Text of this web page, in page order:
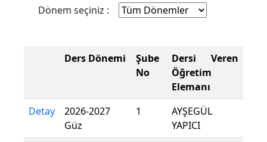
Dönem seçiniz :
Ders Dönemi
Şube
No
Dersi Veren
Öğretim
Elemanı
Detay
2026-2027
Güz
1
AYŞEGÜL
YAPICI